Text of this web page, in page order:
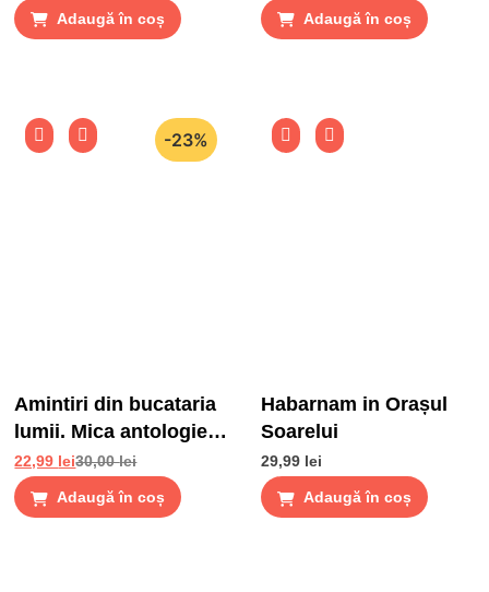
Adaugă în coș Adaugă în coș
-23%
Amintiri din bucataria
lumii. Mica antologie
de gusturi, stari si
gustari
30,00lei
22,99 lei
Adaugă în coș
Habarnam in Orașul
Soarelui
29,99 lei
Adaugă în coș